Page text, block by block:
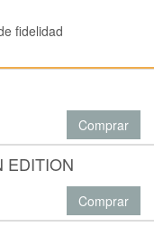
fidelidad
Comprar
EDITION
Comprar